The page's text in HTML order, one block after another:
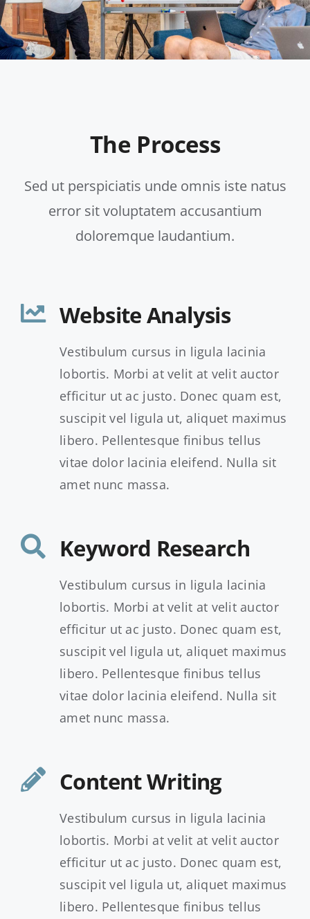
The Process
Sed ut perspiciatis unde omnis iste natus
error sit voluptatem accusantium
doloremque laudantium.
Website Analysis
Vestibulum cursus in ligula lacinia
lobortis. Morbi at velit at velit auctor
efficitur ut ac justo. Donec quam est,
suscipit vel ligula ut, aliquet maximus
libero. Pellentesque finibus tellus
vitae dolor lacinia eleifend. Nulla sit
amet nunc massa.
Keyword Research
Vestibulum cursus in ligula lacinia
lobortis. Morbi at velit at velit auctor
efficitur ut ac justo. Donec quam est,
suscipit vel ligula ut, aliquet maximus
libero. Pellentesque finibus tellus
vitae dolor lacinia eleifend. Nulla sit
amet nunc massa.
Content Writing
Vestibulum cursus in ligula lacinia
lobortis. Morbi at velit at velit auctor
efficitur ut ac justo. Donec quam est,
suscipit vel ligula ut, aliquet maximus
libero. Pellentesque finibus tellus